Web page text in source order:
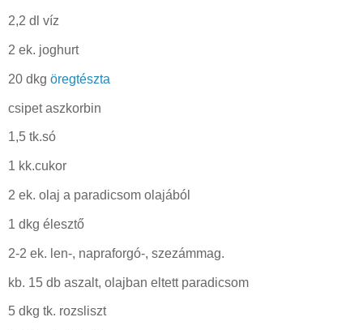
2,2 dl víz
2 ek. joghurt
20 dkg öregtészta
csipet aszkorbin
1,5 tk.só
1 kk.cukor
2 ek. olaj a paradicsom olajából
1 dkg élesztő
2-2 ek. len-, napraforgó-, szezámmag.
kb. 15 db aszalt, olajban eltett paradicsom
5 dkg tk. rozsliszt